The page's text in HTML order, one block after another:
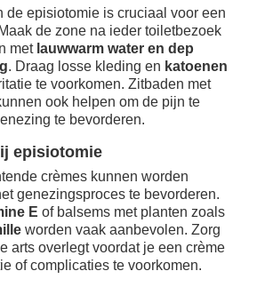
de episiotomie is cruciaal voor een
de zone na ieder toiletbezoek
met lauwwarm water en dep
. Draag losse kleding en katoenen
te voorkomen. Zitbaden met
ook helpen om de pijn te
te bevorderen.
episiotomie
crèmes kunnen worden
genezingsproces te bevorderen.
E of balsems met planten zoals
worden vaak aanbevolen. Zorg
arts overlegt voordat je een crème
of complicaties te voorkomen.